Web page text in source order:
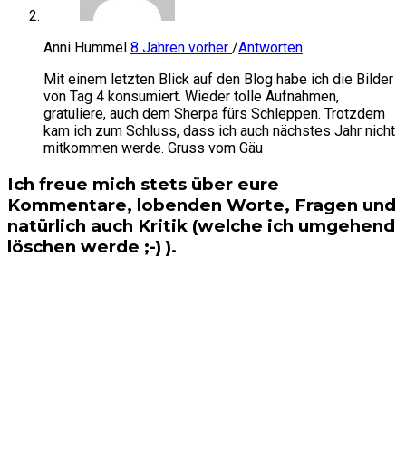
Anni Hummel 8 Jahren vorher /Antworten
Mit einem letzten Blick auf den Blog habe ich die Bilder
von Tag 4 konsumiert. Wieder tolle Aufnahmen,
gratuliere, auch dem Sherpa fürs Schleppen. Trotzdem
kam ich zum Schluss, dass ich auch nächstes Jahr nicht
mitkommen werde. Gruss vom Gäu
Ich freue mich stets über eure
Kommentare, lobenden Worte, Fragen und
natürlich auch Kritik (welche ich umgehend
löschen werde ;-) ).